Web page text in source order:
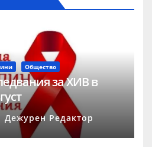
Общество
за ХИВ в
Дежурен Редактор